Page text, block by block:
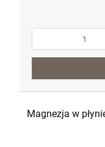
Magnezja w